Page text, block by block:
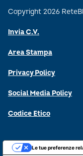
Copyright 2026
Invia C.V.
Area Stampa
Privacy Policy
Social Media Policy
Codice Etico
Le tue preferenze